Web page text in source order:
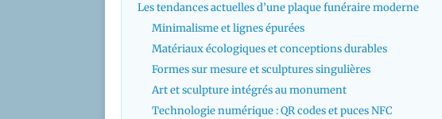
Les tendances actuelles d’une plaque funéraire moderne
Minimalisme et lignes épurées
Matériaux écologiques et conceptions durables
Formes sur mesure et sculptures singulières
Art et sculpture intégrés au monument
Technologie numérique : QR codes et puces NFC